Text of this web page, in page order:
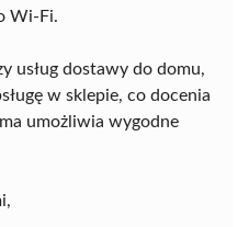
Wi-Fi.
usług dostawy do domu,
w sklepie, co docenia
umożliwia wygodne